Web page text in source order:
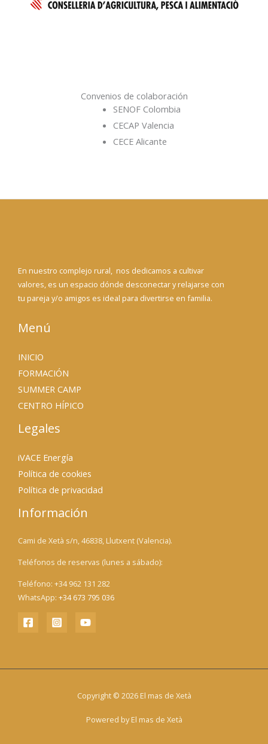
Convenios de colaboración
SENOF Colombia
CECAP Valencia
CECE Alicante
En nuestro complejo rural, nos dedicamos a cultivar
valores, es un espacio dónde desconectar y relajarse con
tu pareja y/o amigos es ideal para divertirse en familia.
Menú
INICIO
FORMACIÓN
SUMMER CAMP
CENTRO HÍPICO
Legales
iVACE Energía
Política de cookies
Política de privacidad
Información
Cami de Xetà s/n, 46838, Llutxent (Valencia).
Teléfonos de reservas (lunes a sábado):
Teléfono: +34 962 131 282
WhatsApp: +34 673 795 036
Copyright © 2026 El mas de Xetà
Powered by El mas de Xetà